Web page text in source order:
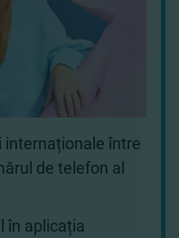
internaționale între
de telefon al
în aplicația